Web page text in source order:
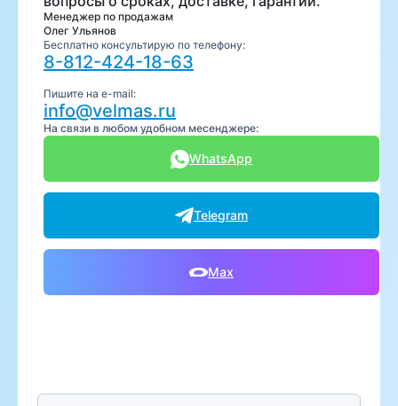
Менеджер по продажам
Олег Ульянов
Бесплатно консультирую по телефону:
8-812-424-18-63
Пишите на e-mail:
info@velmas.ru
На связи в любом удобном месенджере:
WhatsApp
Telegram
Max
Предпочтительный способ связи